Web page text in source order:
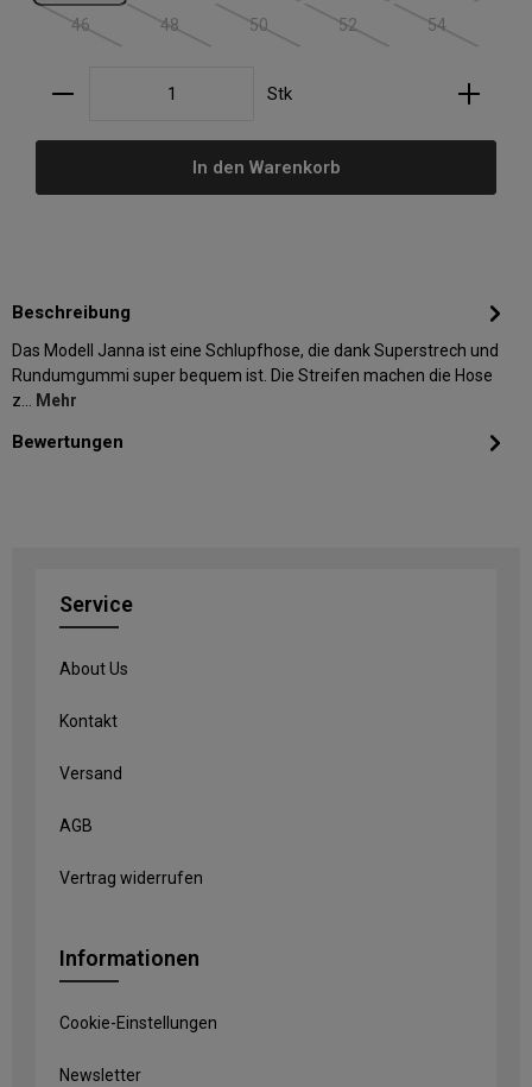
46(Diese Option ist zurzeit nicht verfügbar.)
48(Diese Option ist zurzeit nicht verfügbar.)
50(Diese Option ist zurzeit nicht verfügbar.)
52(Diese Option ist zurzeit
54(Diese Option
Produkt Anzahl: Gib den gewünschten Wert ein
Stk
In den Warenkorb
Beschreibung
Das Modell Janna ist eine Schlupfhose, die dank Superstrech und
Rundumgummi super bequem ist. Die Streifen machen die Hose
z… Mehr
Bewertungen
Service
About Us
Kontakt
Versand
AGB
Vertrag widerrufen
Informationen
Cookie-Einstellungen
Newsletter